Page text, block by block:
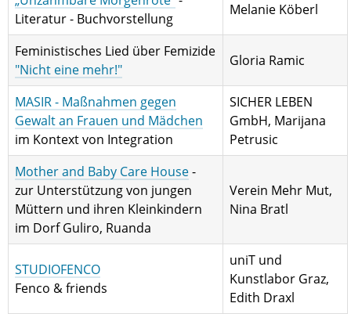
Literatur - Buchvorstellung
Melanie Köberl
Feministisches Lied über Femizide
"Nicht eine mehr!"
Gloria Ramic
MASIR - Maßnahmen gegen
Gewalt an Frauen und Mädchen
im Kontext von Integration
SICHER LEBEN
GmbH, Marijana
Petrusic
Mother and Baby Care House-
zur Unterstützung von jungen
Müttern und ihren Kleinkindern
im Dorf Guliro, Ruanda
Verein Mehr Mut,
Nina Bratl
STUDIOFENCO
Fenco & friends
uniT und
Kunstlabor Graz,
Edith Draxl